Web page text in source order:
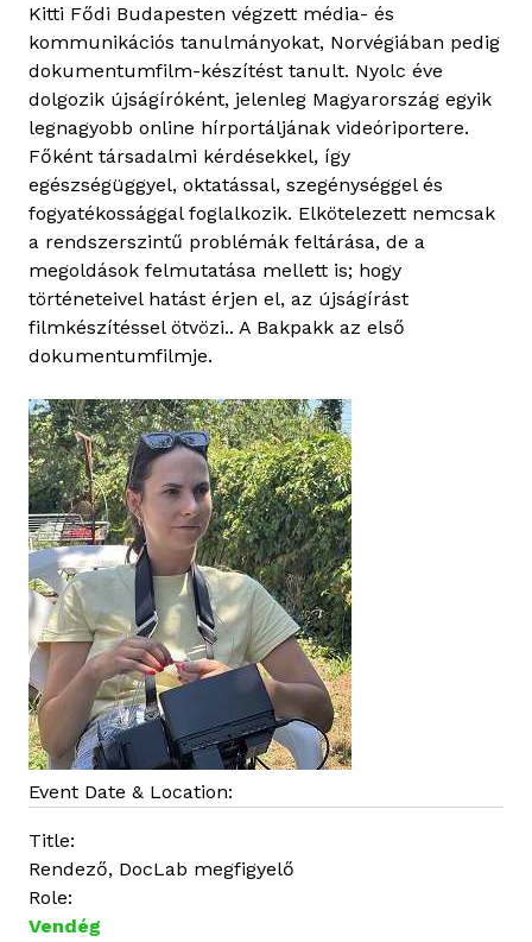
l
a
n
k
ó
t
a
r
t
a
l
o
a
l
k
a
p
c
s
o
l
a
o
s
a
Kitti Fődi Budapesten végzett média- és
kommunikációs tanulmányokat, Norvégiában pedig
dokumentumfilm-készítést tanult. Nyolc éve
dolgozik újságíróként, jelenleg Magyarország egyik
legnagyobb online hírportáljának videóriportere.
Főként társadalmi kérdésekkel, így
egészségüggyel, oktatással, szegénységgel és
fogyatékossággal foglalkozik. Elkötelezett nemcsak
a rendszerszintű problémák feltárása, de a
megoldások felmutatása mellett is; hogy
történeteivel hatást érjen el, az újságírást
filmkészítéssel ötvözi.. A Bakpakk az első
dokumentumfilmje.
Event Date & Location:
Title:
Rendező, DocLab megfigyelő
Role:
Vendég